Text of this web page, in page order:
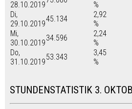
28.10.2019
%
Di,
29.10.2019
45.134
2,92
%
Mi,
30.10.2019
34.596
2,24
%
Do,
31.10.2019
53.343
3,45
%
STUNDENSTATISTIK 3.